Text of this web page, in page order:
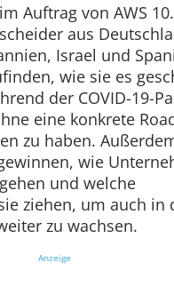
Auftrag von AWS
aus
Israel und
wie sie es
der COVID-19-
eine konkrete
zu haben.
wie
und welche
ziehen, um auch in
zu wachsen.
Anzeige